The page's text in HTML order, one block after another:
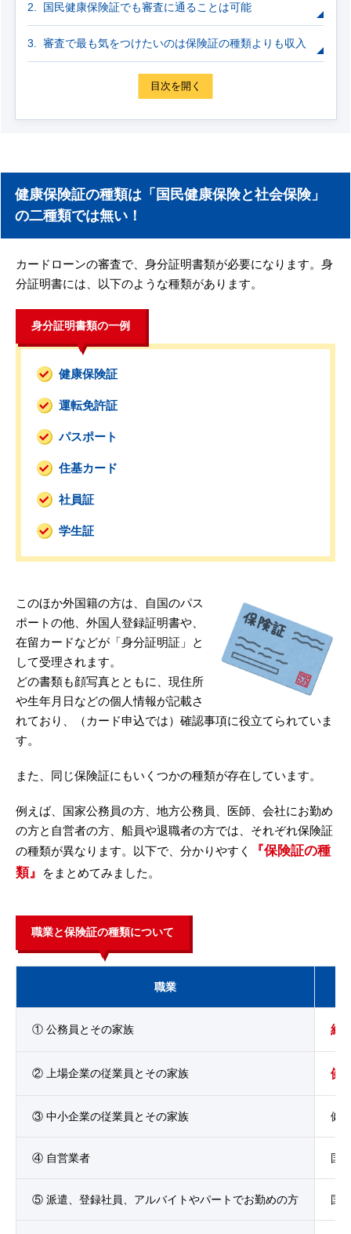
国民健康保険証でも審査に通ることは可能
審査で最も気をつけたいのは保険証の種類よりも収入
目次を開く
健康保険証の種類は「国民健康保険と社会保険」
の二種類では無い！
カードローンの審査で、身分証明書類が必要になります。身
分証明書には、以下のような種類があります。
身分証明書類の一例
健康保険証
運転免許証
パスポート
住基カード
社員証
学生証
このほか外国籍の方は、自国のパス
ポートの他、外国人登録証明書や、
在留カードなどが「身分証明証」と
して受理されます。
どの書類も顔写真とともに、現住所
や生年月日などの個人情報が記載さ
れており、（カード申込では）確認事項に役立てられていま
す。
また、同じ保険証にもいくつかの種類が存在しています。
例えば、国家公務員の方、地方公務員、医師、会社にお勤め
の方と自営者の方、船員や退職者の方では、それぞれ保険証
の種類が異なります。以下で、分かりやすく
『保険証の種
類』
をまとめてみました。
職業と保険証の種類について
職業
① 公務員とその家族 組
② 上場企業の従業員とその家族 健
③ 中小企業の従業員とその家族 健
④ 自営業者 国
⑤ 派遣、登録社員、アルバイトやパートでお勤めの方 国